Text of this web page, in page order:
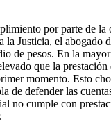
por parte de la
la Justicia, el abogado
de pesos. En la
que la
momento. Esto
de defender las
no cumple con